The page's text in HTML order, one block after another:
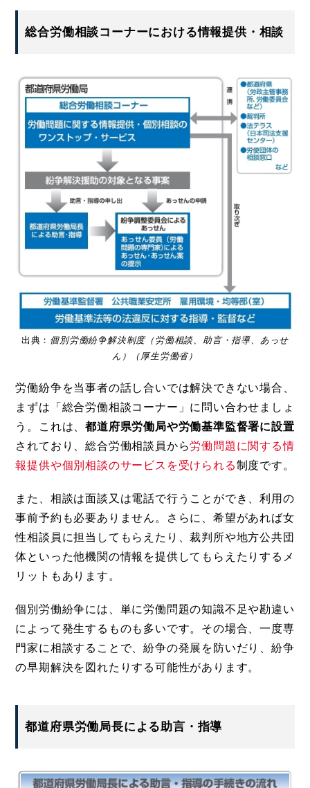
総合労働相談コーナーにおける情報提供・相談
出典： 個別労働紛争解決制度（労働相談、助言・指導、あっせ
ん）（厚生労働省）
労働紛争を当事者の話し合いでは解決できない場合、
まずは「総合労働相談コーナー」に問い合わせましょ
う。これは、都道府県労働局や労働基準監督署に設置
されており、総合労働相談員から労働問題に関する情
報提供や個別相談のサービスを受けられる制度です。
また、相談は面談又は電話で行うことができ、利用の
事前予約も必要ありません。さらに、希望があれば女
性相談員に担当してもらえたり、裁判所や地方公共団
体といった他機関の情報を提供してもらえたりするメ
リットもあります。
個別労働紛争には、単に労働問題の知識不足や勘違い
によって発生するものも多いです。その場合、一度専
門家に相談することで、紛争の発展を防いだり、紛争
の早期解決を図れたりする可能性があります。
都道府県労働局長による助言・指導